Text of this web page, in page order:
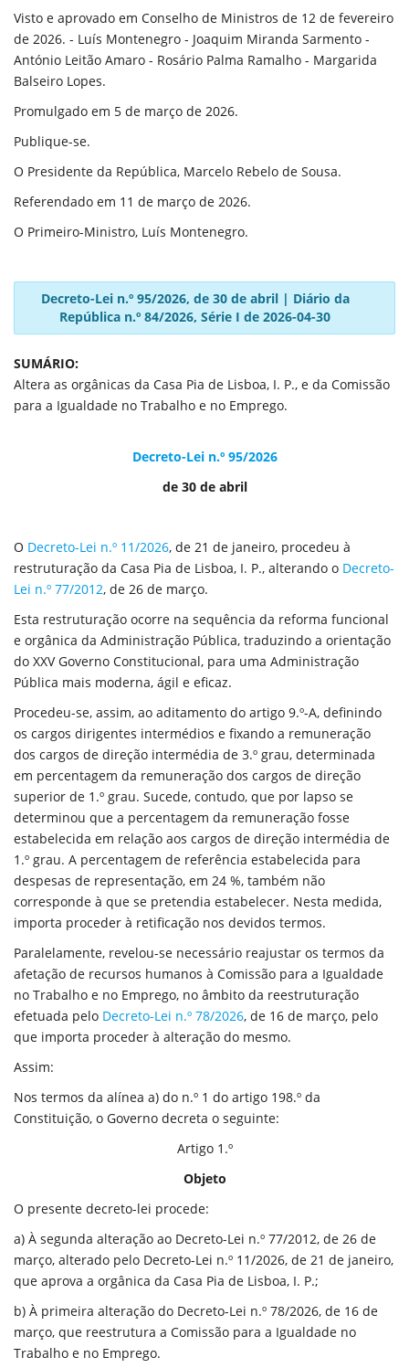
Visto e aprovado em Conselho de Ministros de 12 de fevereiro
de 2026. - Luís Montenegro - Joaquim Miranda Sarmento -
António Leitão Amaro - Rosário Palma Ramalho - Margarida
Balseiro Lopes.
Promulgado em 5 de março de 2026.
Publique-se.
O Presidente da República, Marcelo Rebelo de Sousa.
Referendado em 11 de março de 2026.
O Primeiro-Ministro, Luís Montenegro.
Decreto-Lei n.º 95/2026, de 30 de abril | Diário da
República n.º 84/2026, Série I de 2026-04-30
SUMÁRIO:
Altera as orgânicas da Casa Pia de Lisboa, I. P., e da Comissão
para a Igualdade no Trabalho e no Emprego.
Decreto-Lei n.º 95/2026
de 30 de abril
O Decreto-Lei n.º 11/2026, de 21 de janeiro, procedeu à
restruturação da Casa Pia de Lisboa, I. P., alterando o Decreto-
Lei n.º 77/2012, de 26 de março.
Esta restruturação ocorre na sequência da reforma funcional
e orgânica da Administração Pública, traduzindo a orientação
do XXV Governo Constitucional, para uma Administração
Pública mais moderna, ágil e eficaz.
Procedeu-se, assim, ao aditamento do artigo 9.º-A, definindo
os cargos dirigentes intermédios e fixando a remuneração
dos cargos de direção intermédia de 3.º grau, determinada
em percentagem da remuneração dos cargos de direção
superior de 1.º grau. Sucede, contudo, que por lapso se
determinou que a percentagem da remuneração fosse
estabelecida em relação aos cargos de direção intermédia de
1.º grau. A percentagem de referência estabelecida para
despesas de representação, em 24 %, também não
corresponde à que se pretendia estabelecer. Nesta medida,
importa proceder à retificação nos devidos termos.
Paralelamente, revelou-se necessário reajustar os termos da
afetação de recursos humanos à Comissão para a Igualdade
no Trabalho e no Emprego, no âmbito da reestruturação
efetuada pelo Decreto-Lei n.º 78/2026, de 16 de março, pelo
que importa proceder à alteração do mesmo.
Assim:
Nos termos da alínea a) do n.º 1 do artigo 198.º da
Constituição, o Governo decreta o seguinte:
Artigo 1.º
Objeto
O presente decreto-lei procede:
a) À segunda alteração ao Decreto-Lei n.º 77/2012, de 26 de
março, alterado pelo Decreto-Lei n.º 11/2026, de 21 de janeiro,
que aprova a orgânica da Casa Pia de Lisboa, I. P.;
b) À primeira alteração do Decreto-Lei n.º 78/2026, de 16 de
março, que reestrutura a Comissão para a Igualdade no
Trabalho e no Emprego.